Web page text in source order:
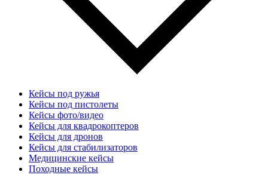
Кейсы под ружья
Кейсы под пистолеты
Кейсы фото/видео
Кейсы для квадрокоптеров
Кейсы для дронов
Кейсы для стабилизаторов
Медицинские кейсы
Походные кейсы